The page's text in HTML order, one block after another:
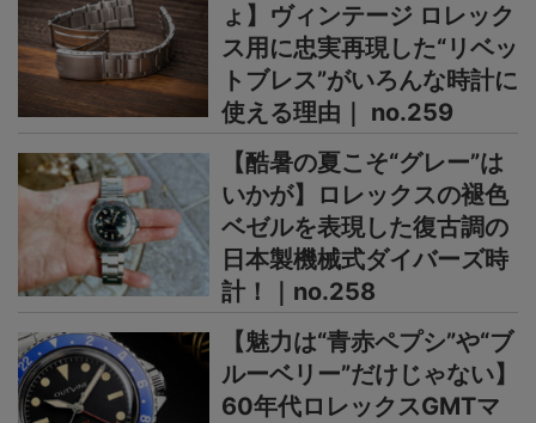
ょ】ヴィンテージ ロレック
ス用に忠実再現した“リベッ
トブレス”がいろんな時計に
使える理由｜ no.259
【酷暑の夏こそ“グレー”は
いかが】ロレックスの褪色
ベゼルを表現した復古調の
日本製機械式ダイバーズ時
計！｜no.258
【魅力は“青赤ペプシ”や“ブ
ルーベリー”だけじゃない】
60年代ロレックスGMTマ